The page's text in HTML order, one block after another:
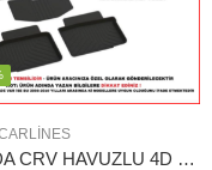
HONDA CRV HAVUZLU 4D PASPAS (2013-2019)